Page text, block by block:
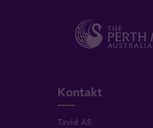
Kontakt
Tavid AS